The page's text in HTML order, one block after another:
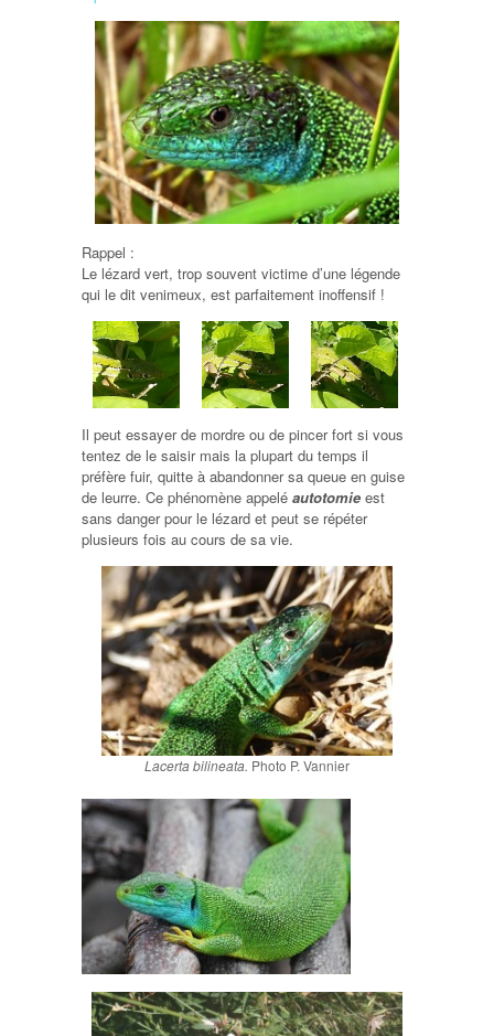
Rappel :
Le lézard vert, trop souvent victime d’une légende
qui le dit venimeux, est parfaitement inoffensif !
Il peut essayer de mordre ou de pincer fort si vous
tentez de le saisir mais la plupart du temps il
préfère fuir, quitte à abandonner sa queue en guise
de leurre. Ce phénomène appelé autotomie est
sans danger pour le lézard et peut se répéter
plusieurs fois au cours de sa vie.
Lacerta bilineata. Photo P. Vannier